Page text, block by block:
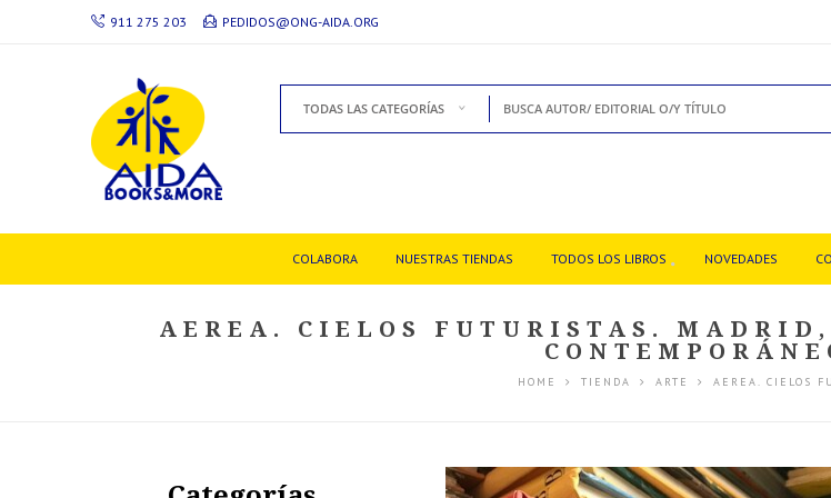
911 275 203 PEDIDOS@ONG-AIDA.ORG
TODAS LAS CATEGORÍAS
COLABORA NUESTRAS TIENDAS TODOS LOS LIBROS NOVEDADES
AEREA. CIELOS FUTURISTAS.
HOME TIENDA ARTE AEREA. CIELOS